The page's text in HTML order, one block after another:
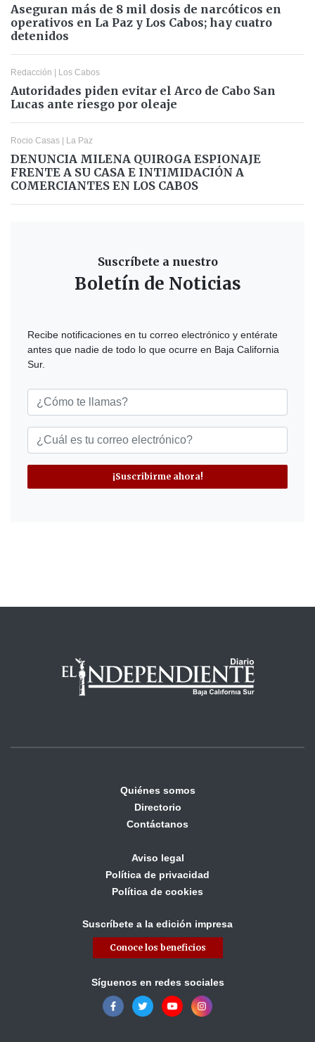
Aseguran más de 8 mil dosis de narcóticos en
operativos en La Paz y Los Cabos; hay cuatro
detenidos
Redacción | Los Cabos
Autoridades piden evitar el Arco de Cabo San
Lucas ante riesgo por oleaje
Rocio Casas | La Paz
DENUNCIA MILENA QUIROGA ESPIONAJE
FRENTE A SU CASA E INTIMIDACIÓN A
COMERCIANTES EN LOS CABOS
Suscríbete a nuestro
Boletín de Noticias
Recibe notificaciones en tu correo electrónico y entérate
antes que nadie de todo lo que ocurre en Baja California
Sur.
¡Suscribirme ahora!
Quiénes somos
Directorio
Contáctanos
Aviso legal
Política de privacidad
Política de cookies
Suscríbete a la edición impresa
Conoce los beneficios
Síguenos en redes sociales